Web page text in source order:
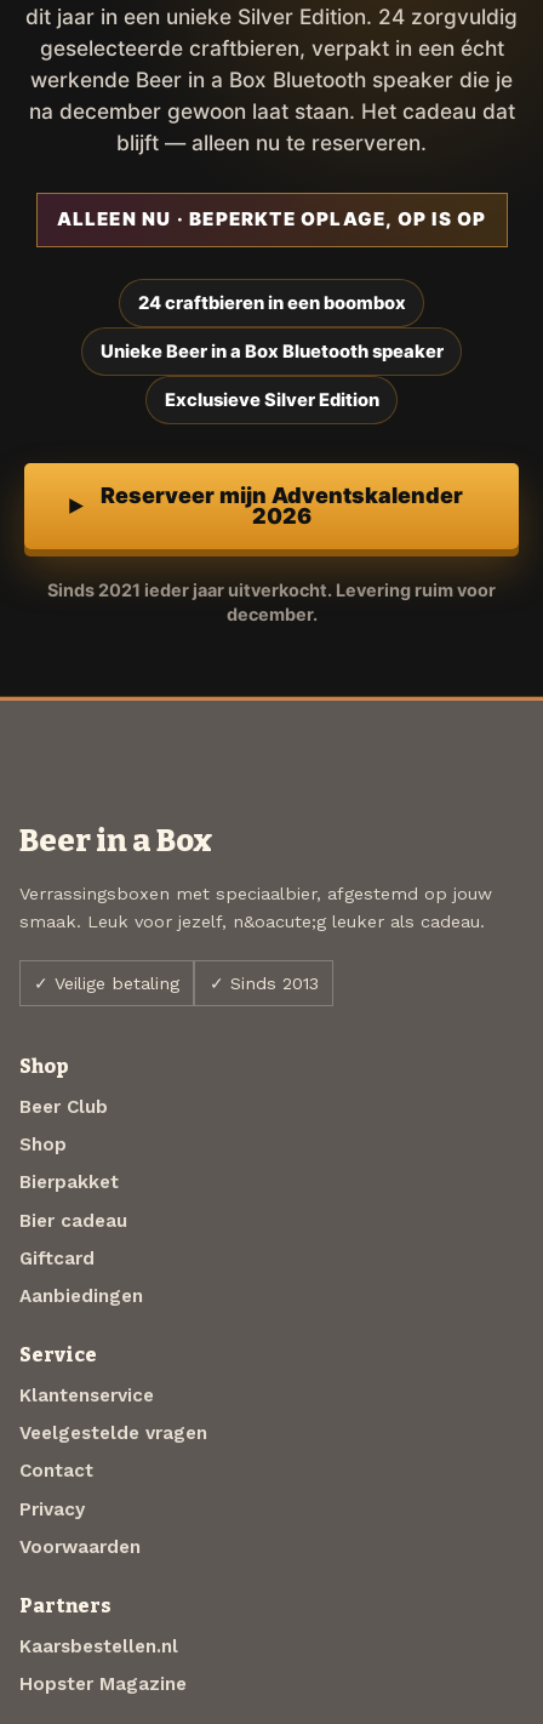
dit jaar in een unieke Silver Edition. 24 zorgvuldig
geselecteerde craftbieren, verpakt in een écht
werkende Beer in a Box Bluetooth speaker die je
na december gewoon laat staan. Het cadeau dat
blijft — alleen nu te reserveren.
ALLEEN NU · BEPERKTE OPLAGE, OP IS OP
24 craftbieren in een boombox
Unieke Beer in a Box Bluetooth speaker
Exclusieve Silver Edition
Reserveer mijn Adventskalender
2026
Sinds 2021 ieder jaar uitverkocht. Levering ruim voor
december.
Beer in a Box
Verrassingsboxen met speciaalbier, afgestemd op jouw
smaak. Leuk voor jezelf, n&oacute;g leuker als cadeau.
✓ Veilige betaling ✓ Sinds 2013
Shop
Beer Club
Shop
Bierpakket
Bier cadeau
Giftcard
Aanbiedingen
Service
Klantenservice
Veelgestelde vragen
Contact
Privacy
Voorwaarden
Partners
Kaarsbestellen.nl
Hopster Magazine